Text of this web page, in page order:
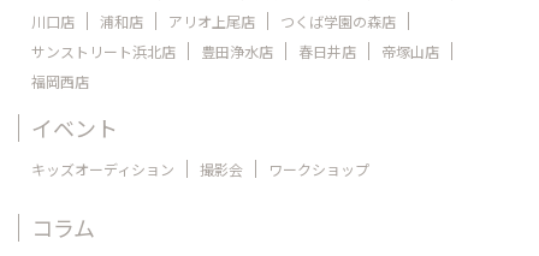
川口店
浦和店 アリオ上尾店
つくば学園の森店
サンストリート浜北店
豊田浄水店 春日井店
帝塚山店
福岡西店
イベント
キッズオーディション 撮影会 ワークショップ
コラム